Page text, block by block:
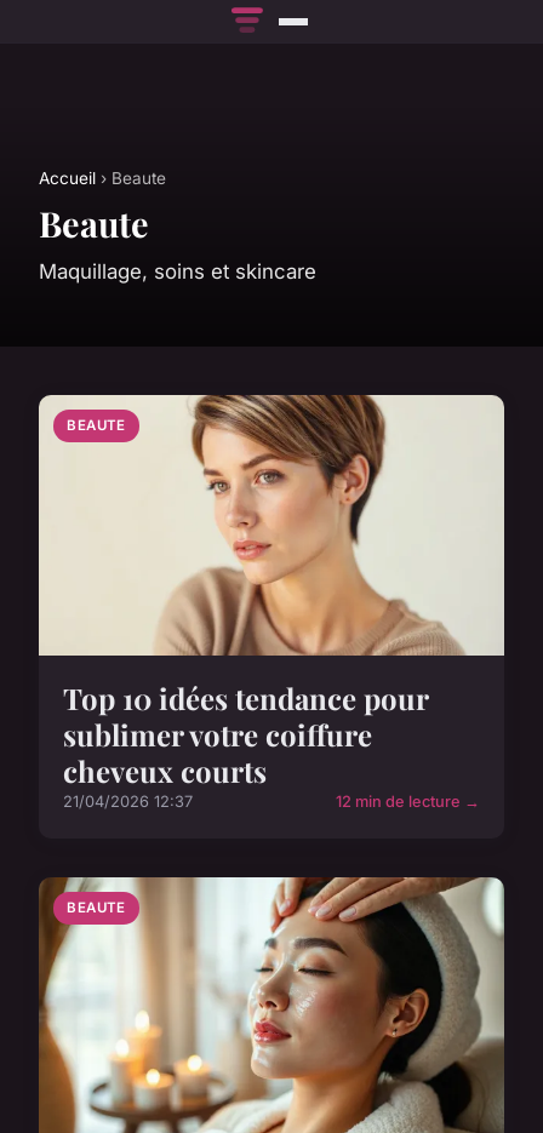
Accueil › Beaute
Beaute
Maquillage, soins et skincare
BEAUTE
Top 10 idées tendance pour
sublimer votre coiffure
cheveux courts
21/04/2026 12:37 12 min de lecture →
BEAUTE